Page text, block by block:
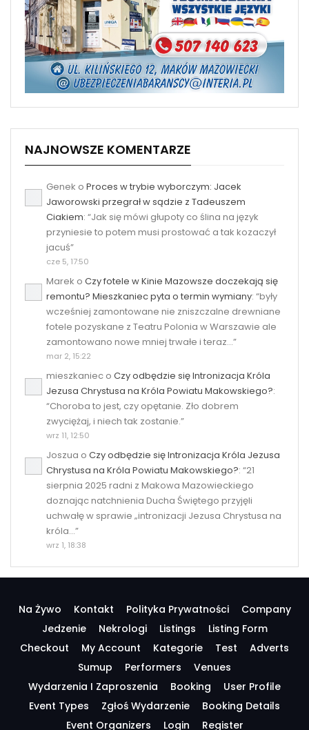
NAJNOWSZE KOMENTARZE
Genek o Proces w trybie wyborczym: Jacek
Jaworowski przegrał w sądzie z Tadeuszem
Ciakiem: “Jak się mówi głupoty co ślina na język
przyniesie to potem musi prostować a tak kozaczył
jacuś”
cze 5, 17:50
Marek o Czy fotele w Kinie Mazowsze doczekają się
remontu? Mieszkaniec pyta o termin wymiany: “były
wcześniej zamontowane nie zniszczalne drewniane
fotele pozyskane z Teatru Polonia w Warszawie ale
zamontowano nowe mniej trwałe i teraz…”
mar 2, 15:22
mieszkaniec o Czy odbędzie się Intronizacja Króla
Jezusa Chrystusa na Króla Powiatu Makowskiego?:
“Choroba to jest, czy opętanie. Zło dobrem
zwyciężaj, i niech tak zostanie.”
wrz 11, 12:50
Joszua o Czy odbędzie się Intronizacja Króla Jezusa
Chrystusa na Króla Powiatu Makowskiego?: “21
sierpnia 2025 radni z Makowa Mazowieckiego
doznając natchnienia Ducha Świętego przyjęli
uchwałę w sprawie „intronizacji Jezusa Chrystusa na
króla…”
wrz 1, 18:38
Na Żywo Kontakt Polityka Prywatności
Company
Jedzenie
Nekrologi Listings
Listing Form
Checkout
My Account Kategorie Test
Adverts
Sumup
Performers
Venues
Wydarzenia I Zaproszenia
Booking
User Profile
Event Types
Zgłoś Wydarzenie
Booking Details
Event Organizers
Login Register